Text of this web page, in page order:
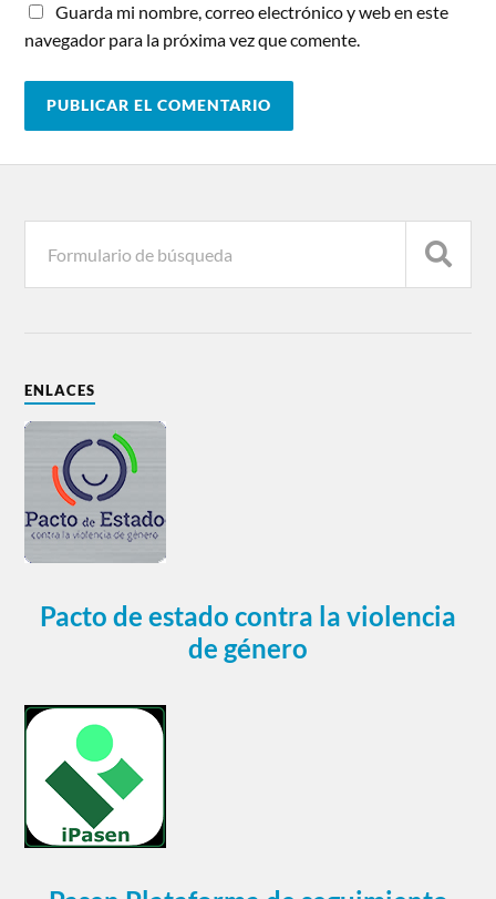
Guarda mi nombre, correo electrónico y web en este
navegador para la próxima vez que comente.
ENLACES
Pacto de estado contra la violencia
de género